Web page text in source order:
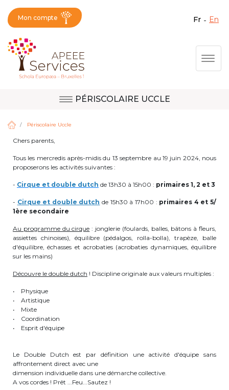
Aller
Fermer X
Question, avis,
demande, suggestion :
contactez le bon
service !
Activités périscolaires Berkendael
periscolaire.berkendael@apeee-bxl1-
services.be
BE91 3631 6790 0976
Activités périscolaires Uccle
+32 (0)2 375 31 35
cesame@apeee-bxl1-services.be
BE30 3100 2003 2711
Mon compte fr en
PÉRISCOLAIRE UCCLE
Site de Berkendael
Périscolaire Uccle
Chers parents,
Tous les mercredis après-midis du 13 septembre au 19 juin 2024, nous
proposerons les activités suivantes :
- Cirque et double dutch de 13h30 à 15h00 : primaires 1, 2 et 3
- Cirque et double dutch de 15h30 à 17h00 : primaires 4 et 5/
1ère secondaire
Au programme du cirque : jonglerie (foulards, balles, bâtons à fleurs,
assiettes chinoises), équilibre (pédalgos, rolla-bolla), trapèze, balle
d'équilibre, échasses et acrobaties (acrobaties dynamiques, équilibre
sur les mains)
Découvre le double dutch ! Discipline originale aux valeurs multiples :
• Physique
• Artistique
• Mixte
• Coordination
• Esprit d'équipe
Le Double Dutch est par définition une activité d'équipe sans
affrontement direct avec une
dimension individuelle dans une démarche collective.
A vos cordes ! Prêt ...Feu...Sautez !